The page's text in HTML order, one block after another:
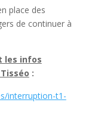
place des
de continuer à
les infos
:
interruption-t1-